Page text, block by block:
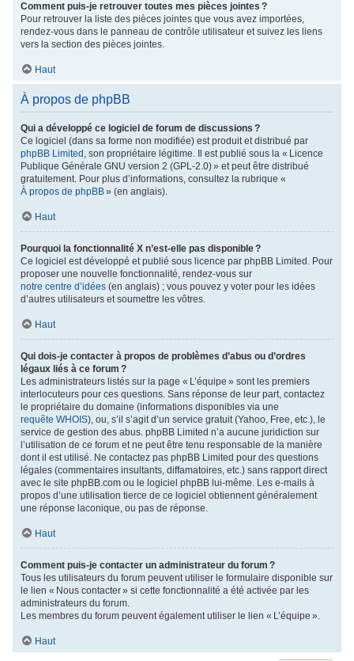
Comment puis-je retrouver toutes mes pièces jointes ?
Pour retrouver la liste des pièces jointes que vous avez importées,
rendez-vous dans le panneau de contrôle utilisateur et suivez les liens
vers la section des pièces jointes.
Haut
À propos de phpBB
Qui a développé ce logiciel de forum de discussions ?
Ce logiciel (dans sa forme non modifiée) est produit et distribué par
phpBB Limited , son propriétaire légitime. Il est publié sous la « Licence
Publique Générale GNU version 2 (GPL-2.0) » et peut être distribué
gratuitement. Pour plus d’informations, consultez la rubrique «
À propos de phpBB» (en anglais).
Haut
Pourquoi la fonctionnalité X n’est-elle pas disponible ?
Ce logiciel est développé et publié sous licence par phpBB Limited. Pour
proposer une nouvelle fonctionnalité, rendez-vous sur
notre centre d’idées (en anglais) ; vous pouvez y voter pour les idées
d’autres utilisateurs et soumettre les vôtres.
Haut
Qui dois-je contacter à propos de problèmes d’abus ou d’ordres
légaux liés à ce forum ?
Les administrateurs listés sur la page « L’équipe » sont les premiers
interlocuteurs pour ces questions. Sans réponse de leur part, contactez
le propriétaire du domaine (informations disponibles via une
requête WHOIS), ou, s’il s’agit d’un service gratuit (Yahoo, Free, etc.), le
service de gestion des abus. phpBB Limited n’a aucune juridiction sur
l’utilisation de ce forum et ne peut être tenu responsable de la manière
dont il est utilisé. Ne contactez pas phpBB Limited pour des questions
légales (commentaires insultants, diffamatoires, etc.) sans rapport direct
avec le site phpBB.com ou le logiciel phpBB lui-même. Les e-mails à
propos d’une utilisation tierce de ce logiciel obtiennent généralement
une réponse laconique, ou pas de réponse.
Haut
Comment puis-je contacter un administrateur du forum ?
Tous les utilisateurs du forum peuvent utiliser le formulaire disponible sur
le lien « Nous contacter » si cette fonctionnalité a été activée par les
administrateurs du forum.
Les membres du forum peuvent également utiliser le lien « L’équipe ».
Haut